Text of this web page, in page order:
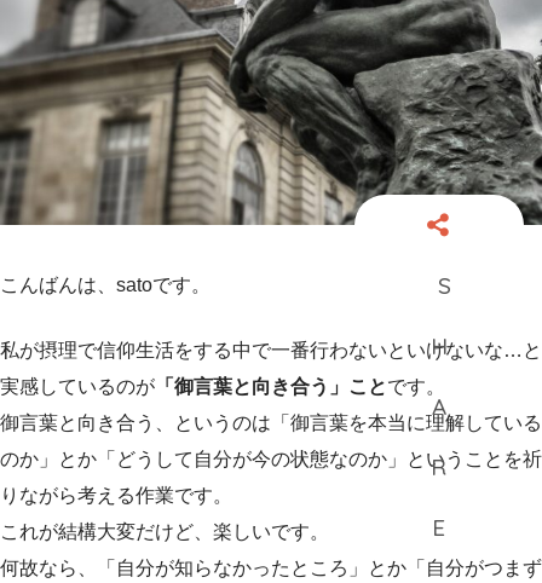
こんばんは、satoです。
私が摂理で信仰生活をする中で一番行わないといけないな…と
実感しているのが 「御言葉と向き合う」ことです。
御言葉と向き合う、というのは「御言葉を本当に理解している
のか」とか「どうして自分が今の状態なのか」ということを祈
りながら考える作業です。
これが結構大変だけど、楽しいです。
何故なら、「自分が知らなかったところ」とか「自分がつまず